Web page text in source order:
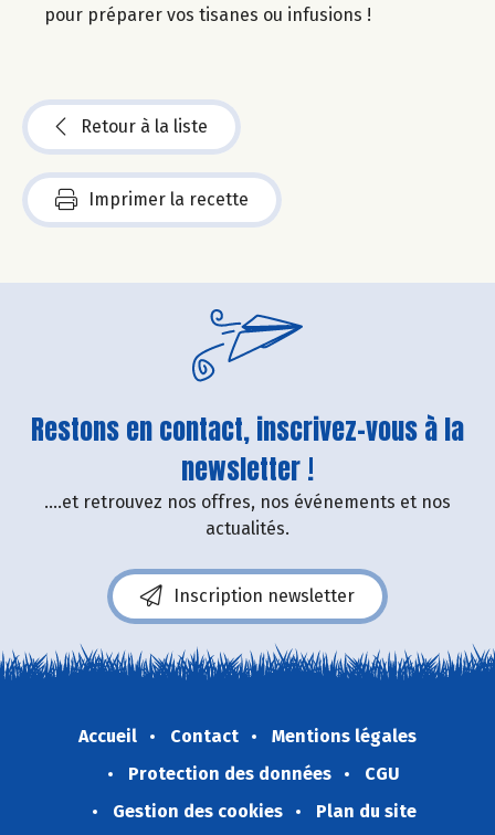
pour préparer vos tisanes ou infusions !
Retour à la liste
Imprimer la recette
Restons en contact, inscrivez-vous à la
newsletter !
....et retrouvez nos offres, nos événements et nos
actualités.
Inscription newsletter
Accueil Contact
Mentions légales
Protection des données
CGU
Gestion des cookies
Plan du site